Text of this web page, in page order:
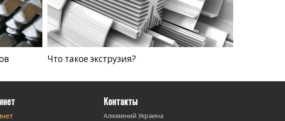
Что такое экструзия?
Контакты
Алюминий Украина